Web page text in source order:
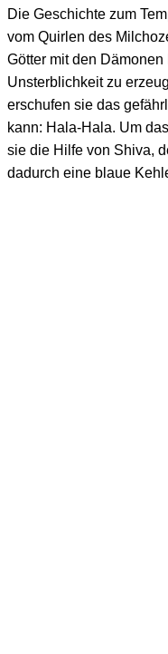
Die Geschichte zum
vom Quirlen des
Götter mit den
Unsterblichkeit zu
erschufen sie das
kann: Hala-Hala. Um
sie die Hilfe von Shiva,
dadurch eine blaue